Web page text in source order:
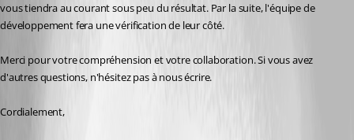
vous tiendra au courant sous peu du résultat. Par la suite, l'équipe de
développement fera une vérification de leur côté.
Merci pour votre compréhension et votre collaboration. Si vous avez
d'autres questions, n'hésitez pas à nous écrire.
Cordialement,